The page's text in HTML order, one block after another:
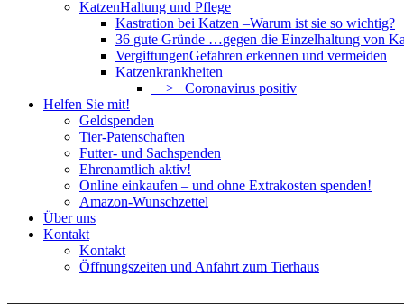
KatzenHaltung und Pflege
Kastration bei Katzen –Warum ist sie so wichtig?
36 gute Gründe …gegen die Einzelhaltung von
VergiftungenGefahren erkennen und vermeiden
Katzenkrankheiten
> Coronavirus positiv
Helfen Sie mit!
Geldspenden
Tier-Patenschaften
Futter- und Sachspenden
Ehrenamtlich aktiv!
Online einkaufen – und ohne Extrakosten spenden!
Amazon-Wunschzettel
Über uns
Kontakt
Kontakt
Öffnungszeiten und Anfahrt zum Tierhaus